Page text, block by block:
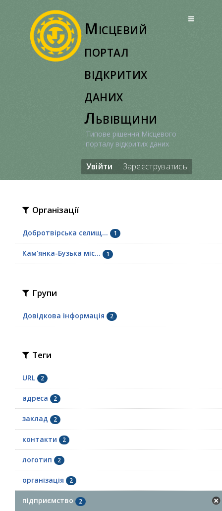
Місцевий
портал
відкритих
даних
Львівщини
Типове рішення Місцевого
порталу відкритих даних
Увійти Зареєструватись
Організації
Добротвірська селищ... 1
Кам'янка-Бузька міс... 1
Групи
Довідкова інформація 2
Теги
URL 2
адреса 2
заклад 2
контакти 2
логотип 2
організація 2
підприємство 2